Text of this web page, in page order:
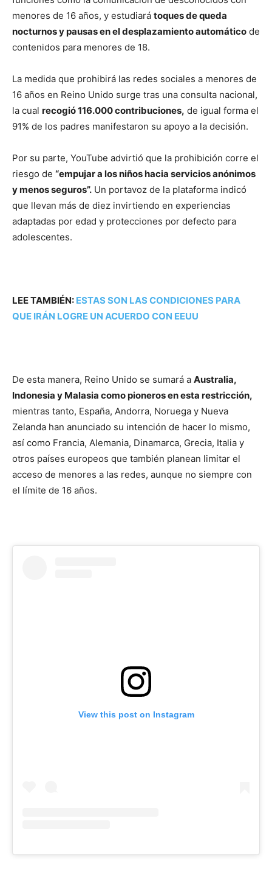
menores de 16 años, y estudiará toques de queda
nocturnos y pausas en el desplazamiento automático de
contenidos para menores de 18.
La medida que prohibirá las redes sociales a menores de
16 años en Reino Unido surge tras una consulta nacional,
la cual recogió 116.000 contribuciones, de igual forma el
91% de los padres manifestaron su apoyo a la decisión.
Por su parte, YouTube advirtió que la prohibición corre el
riesgo de “empujar a los niños hacia servicios anónimos
y menos seguros”. Un portavoz de la plataforma indicó
que llevan más de diez invirtiendo en experiencias
adaptadas por edad y protecciones por defecto para
adolescentes.
LEE TAMBIÉN: ESTAS SON LAS CONDICIONES PARA
QUE IRÁN LOGRE UN ACUERDO CON EEUU
De esta manera, Reino Unido se sumará a Australia,
Indonesia y Malasia como pioneros en esta restricción,
mientras tanto, España, Andorra, Noruega y Nueva
Zelanda han anunciado su intención de hacer lo mismo,
así como Francia, Alemania, Dinamarca, Grecia, Italia y
otros países europeos que también planean limitar el
acceso de menores a las redes, aunque no siempre con
el límite de 16 años.
View this post on Instagram